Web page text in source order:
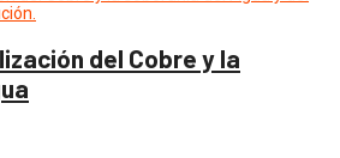
del Cobre y la